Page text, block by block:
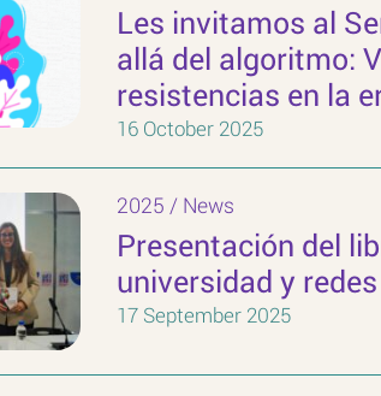
Les invitamos al
allá del algoritmo:
resistencias en la
16 October 2025
2025 / News
Presentación del
universidad y
17 September 2025